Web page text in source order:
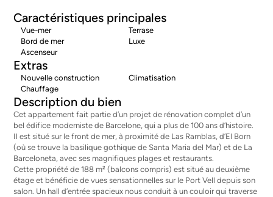
Caractéristiques principales
Vue-mer
Terrase
Bord de mer
Luxe
Ascenseur
Extras
Nouvelle construction
Climatisation
Chauffage
Description du bien
Cet appartement fait partie d’un projet de rénovation complet d’un
bel édifice moderniste de Barcelone, qui a plus de 100 ans d’histoire.
Il est situé sur le front de mer, à proximité de Las Ramblas, d’El Born
(où se trouve la basilique gothique de Santa Maria del Mar) et de La
Barceloneta, avec ses magnifiques plages et restaurants.
Cette propriété de 188 m² (balcons compris) est situé au deuxième
étage et bénéficie de vues sensationnelles sur le Port Vell depuis son
salon. Un hall d’entrée spacieux nous conduit à un couloir qui traverse